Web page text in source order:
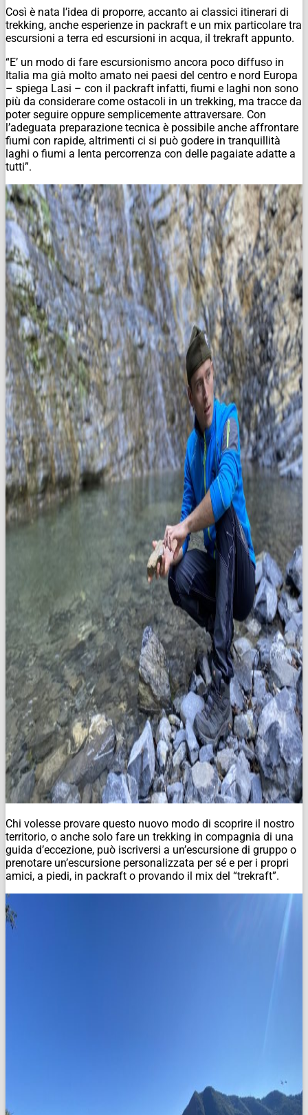
Così è nata l’idea di proporre, accanto ai classici itinerari di
trekking, anche esperienze in packraft e un mix particolare tra
escursioni a terra ed escursioni in acqua, il trekraft appunto.
“E’ un modo di fare escursionismo ancora poco diffuso in
Italia ma già molto amato nei paesi del centro e nord Europa
– spiega Lasi – con il packraft infatti, fiumi e laghi non sono
più da considerare come ostacoli in un trekking, ma tracce da
poter seguire oppure semplicemente attraversare. Con
l’adeguata preparazione tecnica è possibile anche affrontare
fiumi con rapide, altrimenti ci si può godere in tranquillità
laghi o fiumi a lenta percorrenza con delle pagaiate adatte a
tutti”.
Chi volesse provare questo nuovo modo di scoprire il nostro
territorio, o anche solo fare un trekking in compagnia di una
guida d’eccezione, può iscriversi a un’escursione di gruppo o
prenotare un’escursione personalizzata per sé e per i propri
amici, a piedi, in packraft o provando il mix del “trekraft”.